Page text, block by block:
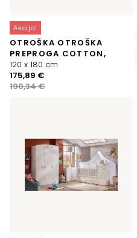
Akcija!
OTROŠKA OTROŠKA
PREPROGA COTTON,
120 x 180 cm
190,34€
Izvirna
cena
175,89 €
Trenutna
cena